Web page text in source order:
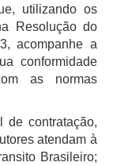
utilizando os
Resolução do
acompanhe a
conformidade
as normas
de contratação,
atendam à
Brasileiro;